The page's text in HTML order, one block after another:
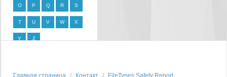
O P Q R S
T U V W X
Y Z
Главная страница Контакт FileTypes Safety Report